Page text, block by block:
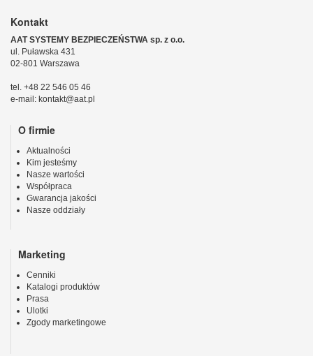
Kontakt
AAT SYSTEMY BEZPIECZEŃSTWA sp. z o.o.
ul. Puławska 431
02-801 Warszawa
tel. +48 22 546 05 46
e-mail: kontakt@aat.pl
O firmie
Aktualności
Kim jesteśmy
Nasze wartości
Współpraca
Gwarancja jakości
Nasze oddziały
Marketing
Cenniki
Katalogi produktów
Prasa
Ulotki
Zgody marketingowe